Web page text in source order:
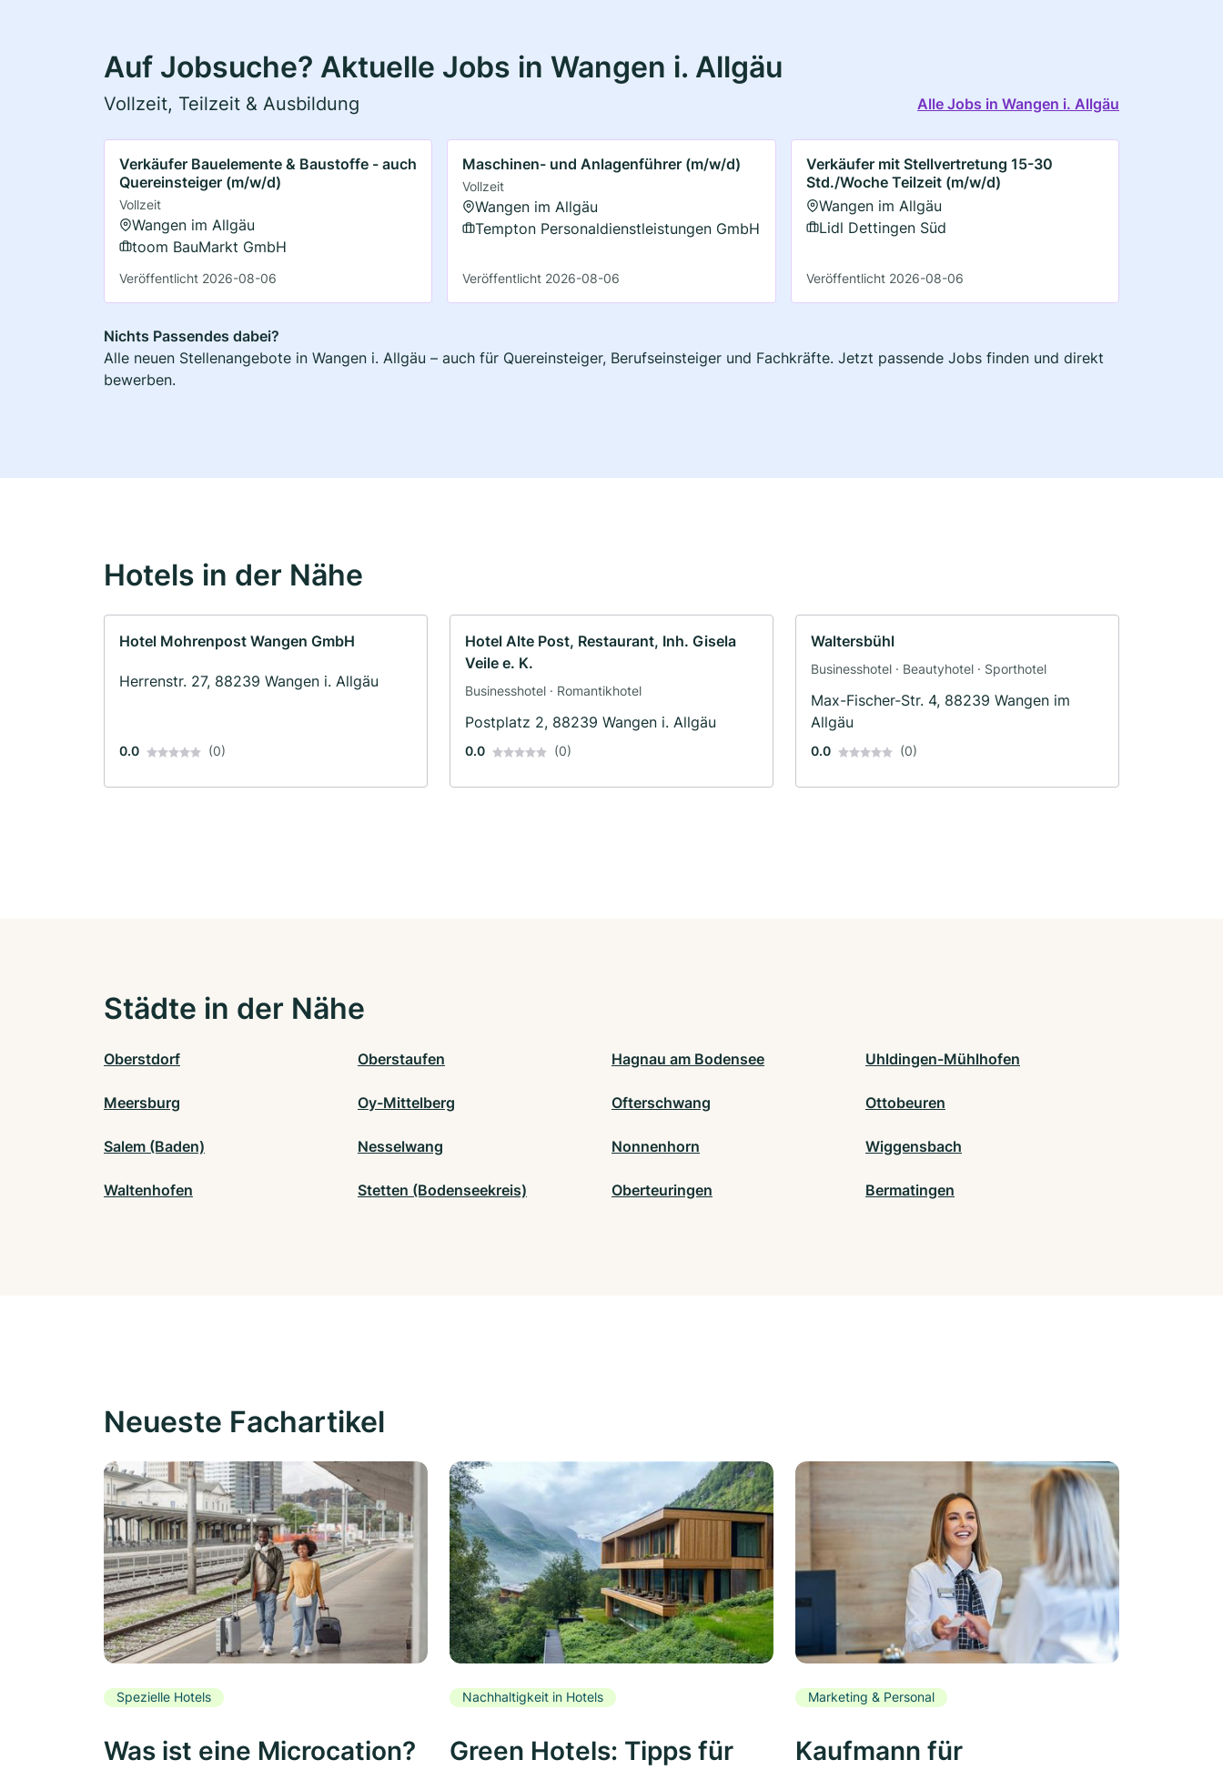
Auf Jobsuche? Aktuelle Jobs in Wangen i. Allgäu
Vollzeit, Teilzeit & Ausbildung Alle Jobs in Wangen i. Allgäu
Verkäufer Bauelemente & Baustoffe - auch
Quereinsteiger (m/w/d)
Vollzeit
Wangen im Allgäu
toom BauMarkt GmbH
Veröffentlicht 2026-08-06
Maschinen- und Anlagenführer (m/w/d)
Vollzeit
Wangen im Allgäu
Tempton Personaldienstleistungen GmbH
Veröffentlicht 2026-08-06
Verkäufer mit Stellvertretung 15-30
Std./Woche Teilzeit (m/w/d)
Wangen im Allgäu
Lidl Dettingen Süd
Veröffentlicht 2026-08-06
Nichts Passendes dabei?
Alle neuen Stellenangebote in Wangen i. Allgäu – auch für Quereinsteiger, Berufseinsteiger und Fachkräfte. Jetzt passende Jobs finden und direkt
bewerben.
Hotels in der Nähe
Hotel Mohrenpost Wangen GmbH
Herrenstr. 27, 88239 Wangen i. Allgäu
0.0 (0)
Hotel Alte Post, Restaurant, Inh. Gisela
Veile e. K.
Businesshotel · Romantikhotel
Postplatz 2, 88239 Wangen i. Allgäu
0.0 (0)
Waltersbühl
Businesshotel · Beautyhotel · Sporthotel
Max-Fischer-Str. 4, 88239 Wangen im
Allgäu
0.0 (0)
Städte in der Nähe
Oberstdorf Oberstaufen Hagnau am Bodensee Uhldingen-Mühlhofen
Meersburg Oy-Mittelberg Ofterschwang Ottobeuren
Salem (Baden) Nesselwang Nonnenhorn Wiggensbach
Waltenhofen Stetten (Bodenseekreis) Oberteuringen Bermatingen
Neueste Fachartikel
Spezielle Hotels
Was ist eine Microcation?
Nachhaltigkeit in Hotels
Green Hotels: Tipps für
Marketing & Personal
Kaufmann für